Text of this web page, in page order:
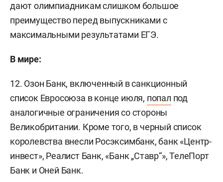
дают олимпиадникам слишком большое
преимущество перед выпускниками с
максимальными результатами ЕГЭ.
В мире:
12. Озон Банк, включенный в санкционный
список Евросоюза в конце июля, попал под
аналогичные ограничения со стороны
Великобритании. Кроме того, в черный список
королевства внесли Росэксимбанк, банк «Центр-
инвест», Реалист Банк, «Банк „Ставр“», ТелеПорт
Банк и Оней Банк.